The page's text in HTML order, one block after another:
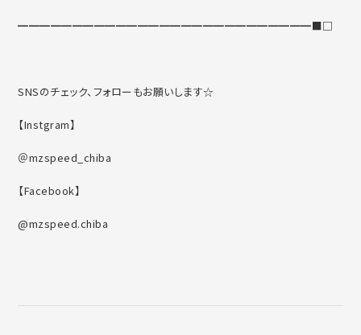
━━━━━━━━━━━━━━━━━━━━━━━━━━━■□
SNSのチェック、フォローもお願いします☆
【Instgram】
＠mzspeed_chiba
【Facebook】
@mzspeed.chiba